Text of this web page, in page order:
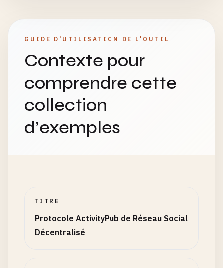
GUIDE D'UTILISATION DE L'OUTIL
Contexte pour
comprendre cette
collection
d’exemples
TITRE
Protocole ActivityPub de Réseau Social
Décentralisé